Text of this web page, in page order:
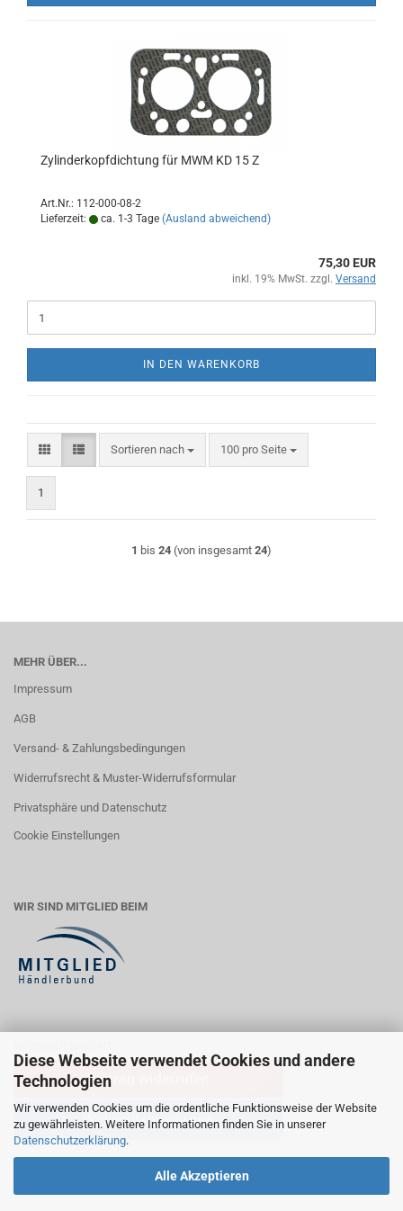
Diese Webseite verwendet Cookies und andere
Technologien
Wir verwenden Cookies um die ordentliche Funktionsweise der Website
zu gewährleisten. Weitere Informationen finden Sie in unserer
Datenschutzerklärung.
Alle Akzeptieren
Zylinderkopfdichtung für MWM KD 15 Z
Art.Nr.: 112-000-08-2
Lieferzeit:
ca. 1-3 Tage (Ausland abweichend)
75,30 EUR
inkl. 19% MwSt. zzgl. Versand
IN DEN WARENKORB
Sortieren nach
Sortieren nach 100 pro Seite
pro Seite
1
1 bis 24 (von insgesamt 24)
MEHR ÜBER...
Impressum
AGB
Versand- & Zahlungsbedingungen
Widerrufsrecht & Muster-Widerrufsformular
Privatsphäre und Datenschutz
Cookie Einstellungen
WIR SIND MITGLIED BEIM
Vertrag widerrufen
Widerrufsbelehrung